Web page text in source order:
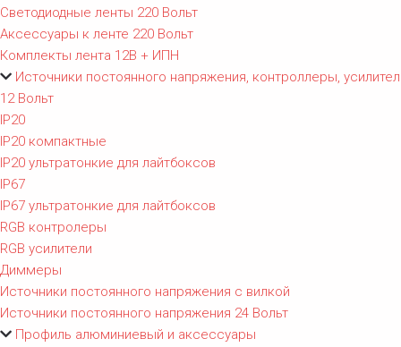
Светодиодные ленты 220 Вольт
Аксессуары к ленте 220 Вольт
Комплекты лента 12В + ИПН
Источники постоянного напряжения, контроллеры,
12 Вольт
IP20
IP20 компактные
IP20 ультратонкие для лайтбоксов
IP67
IP67 ультратонкие для лайтбоксов
RGB контролеры
RGB усилители
Диммеры
Источники постоянного напряжения с вилкой
Источники постоянного напряжения 24 Вольт
Профиль алюминиевый и аксессуары